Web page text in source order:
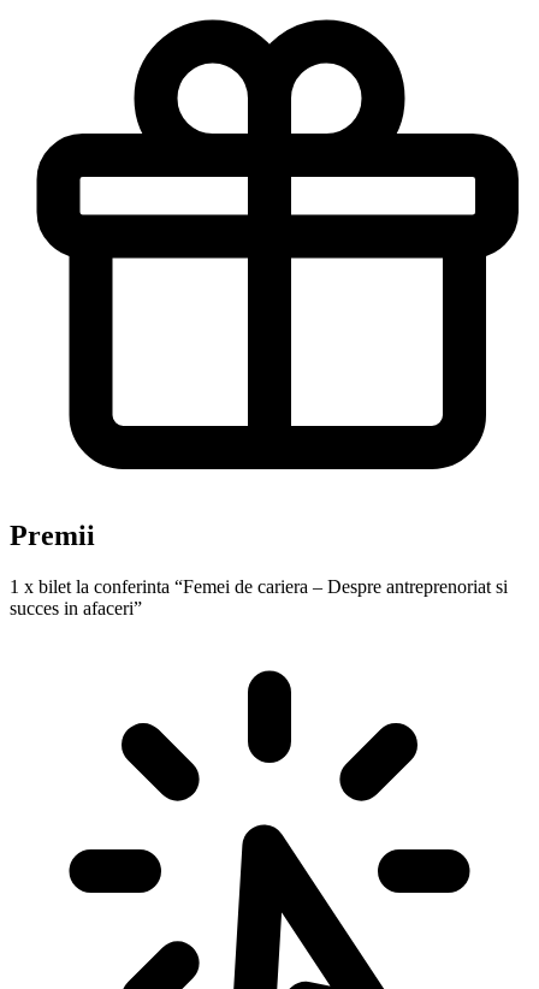
Premii
1 x bilet la conferinta “Femei de cariera – Despre antreprenoriat si
succes in afaceri”